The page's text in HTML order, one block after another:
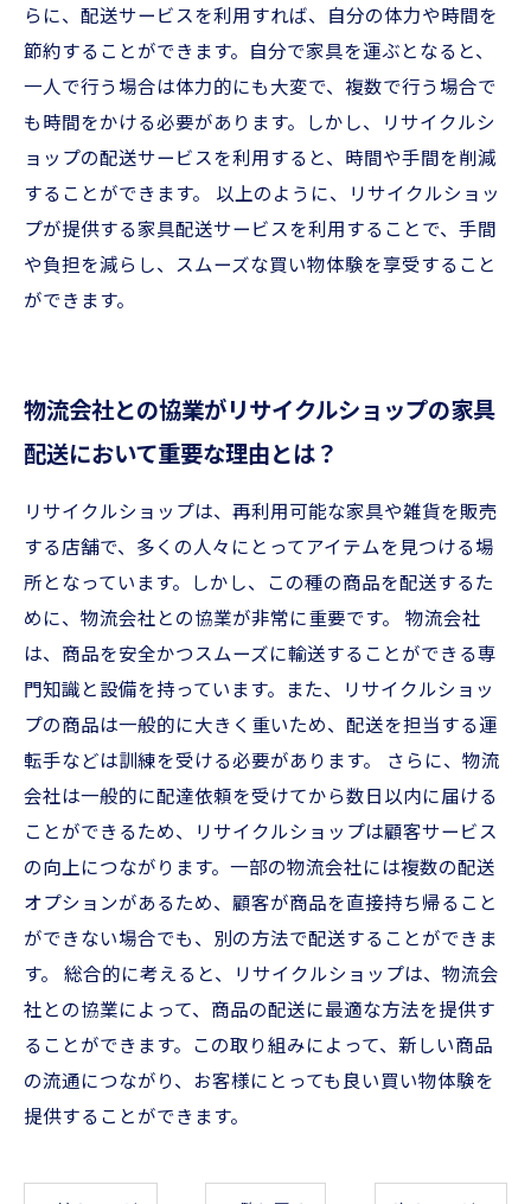
らに、配送サービスを利用すれば、自分の体力や時間を
節約することができます。自分で家具を運ぶとなると、
一人で行う場合は体力的にも大変で、複数で行う場合で
も時間をかける必要があります。しかし、リサイクルシ
ョップの配送サービスを利用すると、時間や手間を削減
することができます。 以上のように、リサイクルショッ
プが提供する家具配送サービスを利用することで、手間
や負担を減らし、スムーズな買い物体験を享受すること
ができます。
物流会社との協業がリサイクルショップの家具
配送において重要な理由とは？
リサイクルショップは、再利用可能な家具や雑貨を販売
する店舗で、多くの人々にとってアイテムを見つける場
所となっています。しかし、この種の商品を配送するた
めに、物流会社との協業が非常に重要です。 物流会社
は、商品を安全かつスムーズに輸送することができる専
門知識と設備を持っています。また、リサイクルショッ
プの商品は一般的に大きく重いため、配送を担当する運
転手などは訓練を受ける必要があります。 さらに、物流
会社は一般的に配達依頼を受けてから数日以内に届ける
ことができるため、リサイクルショップは顧客サービス
の向上につながります。一部の物流会社には複数の配送
オプションがあるため、顧客が商品を直接持ち帰ること
ができない場合でも、別の方法で配送することができま
す。 総合的に考えると、リサイクルショップは、物流会
社との協業によって、商品の配送に最適な方法を提供す
ることができます。この取り組みによって、新しい商品
の流通につながり、お客様にとっても良い買い物体験を
提供することができます。